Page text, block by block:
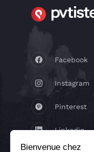
Facebook
Instagram
Pinterest
Linkedin
Bienvenue chez